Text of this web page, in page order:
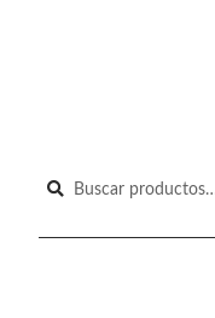
Buscar